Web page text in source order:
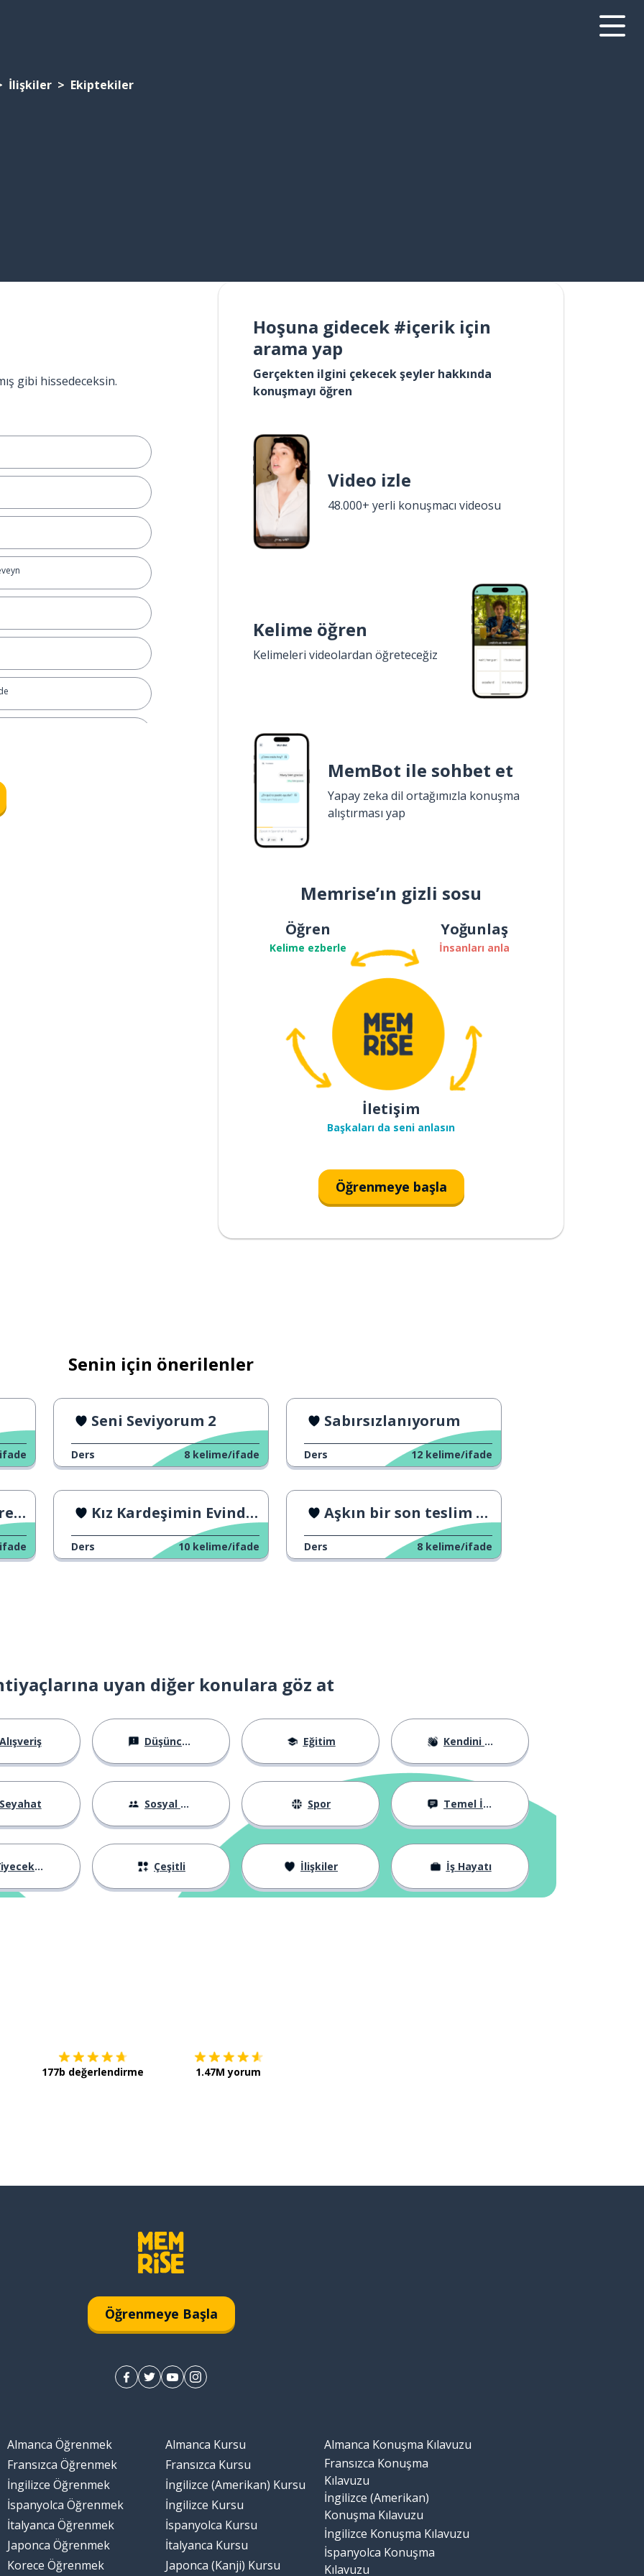
İlişkiler Ekiptekiler
gibi hissedeceksin.
Hoşuna gidecek #içerik için
arama yap
Gerçekten ilgini çekecek şeyler hakkında
konuşmayı öğren
Video izle
48.000+ yerli konuşmacı videosu
Kelime öğren
Kelimeleri videolardan öğreteceğiz
MemBot ile sohbet et
Yapay zeka dil ortağımızla konuşma
alıştırması yap
Memrise’ın gizli sosu
Öğren
Kelime ezberle
Yoğunlaş
İnsanları anla
İletişim
Başkaları da seni anlasın
Öğrenmeye başla
Senin için önerilenler
Seni Seviyorum 2
Ders 8 kelime/ifade
Sabırsızlanıyorum
Ders 12 kelime/ifade
Kız Kardeşimin Evinde Akşam Yemeği
Ders 10 kelime/ifade
Aşkın bir son teslim tarihi yoktur.
Ders 8 kelime/ifade
uyan diğer konulara göz at
Alışveriş Düşünceler Eğitim Kendini Tanıtma
Seyahat Sosyal Hayat Spor Temel İfadeler
Çeşitli İlişkiler İş Hayatı
177b değerlendirme 1.47M yorum
Öğrenmeye Başla
Almanca Öğrenmek
Fransızca Öğrenmek
İngilizce Öğrenmek
İspanyolca Öğrenmek
İtalyanca Öğrenmek
Japonca Öğrenmek
Korece Öğrenmek
Almanca Kursu
Fransızca Kursu
İngilizce (Amerikan) Kursu
İngilizce Kursu
İspanyolca Kursu
İtalyanca Kursu
Japonca (Kanji) Kursu
Almanca Konuşma Kılavuzu
Fransızca Konuşma
Kılavuzu
İngilizce (Amerikan)
Konuşma Kılavuzu
İngilizce Konuşma Kılavuzu
İspanyolca Konuşma
Kılavuzu